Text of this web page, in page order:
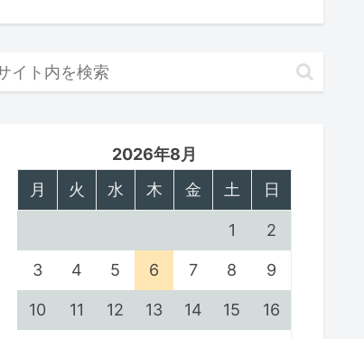
2026年8月
月
火 水 木 金 土 日
1 2
3 4 5 6 7 8 9
10 11 12 13 14 15 16